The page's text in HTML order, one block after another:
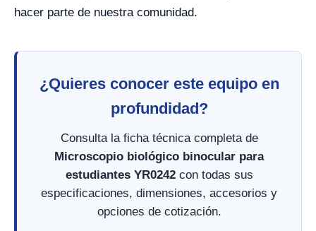
hacer parte de nuestra comunidad.
¿Quieres conocer este equipo en
profundidad?
Consulta la ficha técnica completa de
Microscopio biológico binocular para
estudiantes YR0242con todas sus
especificaciones, dimensiones, accesorios y
opciones de cotización.